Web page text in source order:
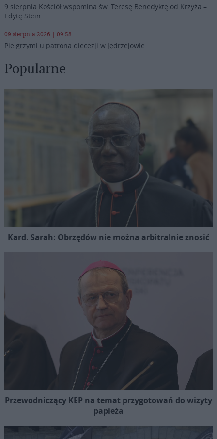
9 sierpnia Kościół wspomina św. Teresę Benedyktę od Krzyża –
Edytę Stein
09 sierpnia 2026 | 09:58
Pielgrzymi u patrona diecezji w Jędrzejowie
Popularne
Kard. Sarah: Obrzędów nie można arbitralnie znosić
Przewodniczący KEP na temat przygotowań do wizyty
papieża